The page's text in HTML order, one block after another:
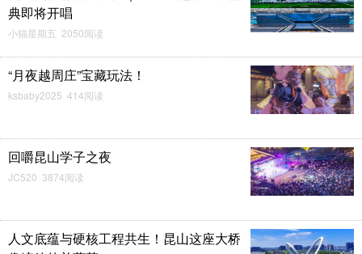
典即将开唱
小猫星期五 2050阅读
“月夜越周庄”宝藏玩法！
ksbaby2025 414阅读
回嚼昆山学子之夜
JC520 3874阅读
人文底蕴与硬核工程共生！昆山这座大桥